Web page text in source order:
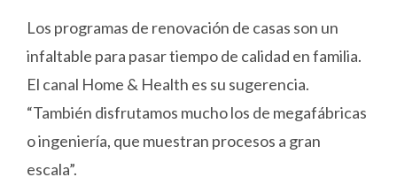
Los programas de renovación de casas son un
infaltable para pasar tiempo de calidad en familia.
El canal Home & Health es su sugerencia.
“También disfrutamos mucho los de megafábricas
o ingeniería, que muestran procesos a gran
escala”.